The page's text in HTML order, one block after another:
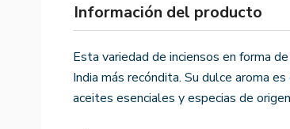
Información del producto
Esta variedad de inciensos en forma
India más recóndita. Su dulce aroma
aceites esenciales y especias de